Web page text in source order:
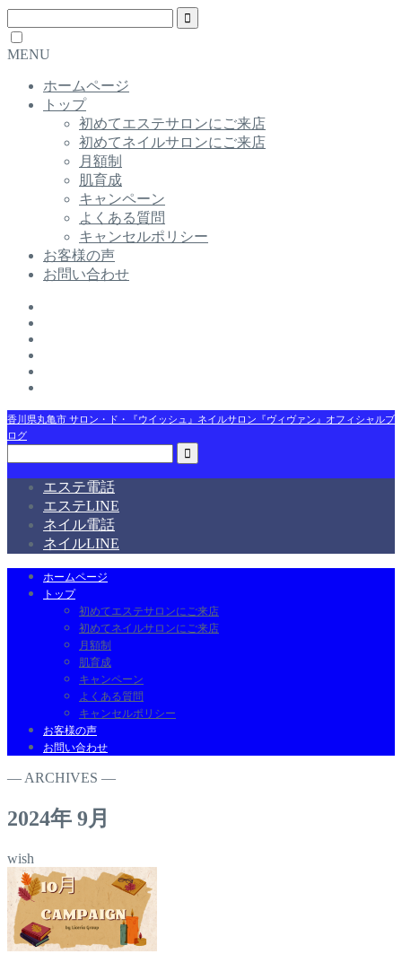
MENU
ホームページ
トップ
初めてエステサロンにご来店
初めてネイルサロンにご来店
月額制
肌育成
キャンペーン
よくある質問
キャンセルポリシー
お客様の声
お問い合わせ
香川県丸亀市 サロン・ド・『ウイッシュ』ネイルサロン『ヴィヴァン』オフィシャルブ
ログ
エステ電話
エステLINE
ネイル電話
ネイルLINE
ホームページ
トップ
初めてエステサロンにご来店
初めてネイルサロンにご来店
月額制
肌育成
キャンペーン
よくある質問
キャンセルポリシー
お客様の声
お問い合わせ
― ARCHIVES ―
2024年 9月
wish